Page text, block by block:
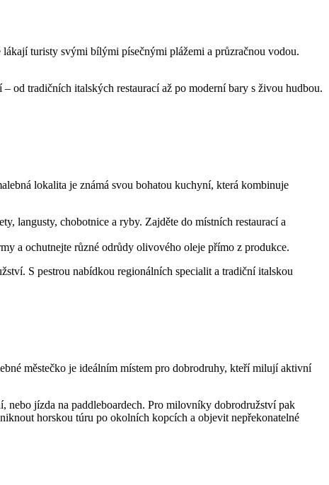
turisty svými bílými písečnými plážemi a průzračnou vodou.
od tradičních italských restaurací až po moderní bary s živou hudbou.
lokalita je známá svou bohatou kuchyní, která kombinuje
langusty, chobotnice a ryby. Zajděte do místních restaurací a
a ochutnejte různé odrůdy olivového oleje přímo z produkce.
S pestrou nabídkou regionálních specialit a tradiční italskou
městečko je ideálním místem pro dobrodruhy, kteří milují aktivní
nebo jízda na paddleboardech. Pro milovníky dobrodružství pak
horskou túru po okolních kopcích a objevit nepřekonatelné